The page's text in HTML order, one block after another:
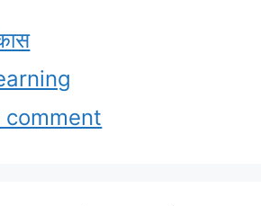
comment